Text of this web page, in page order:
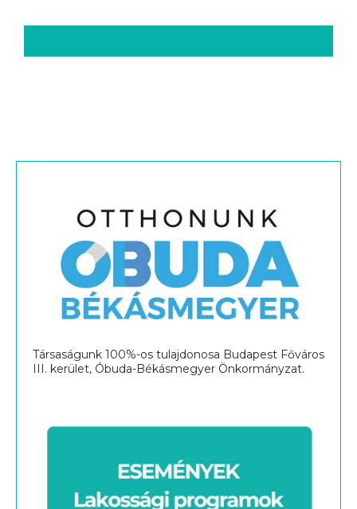
Társaságunk 100%-os tulajdonosa Budapest Főváros
III. kerület, Óbuda-Békásmegyer Önkormányzat.